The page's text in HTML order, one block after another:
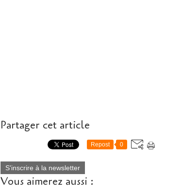
Partager cet article
Repost 0
S'inscrire à la newsletter
Vous aimerez aussi :